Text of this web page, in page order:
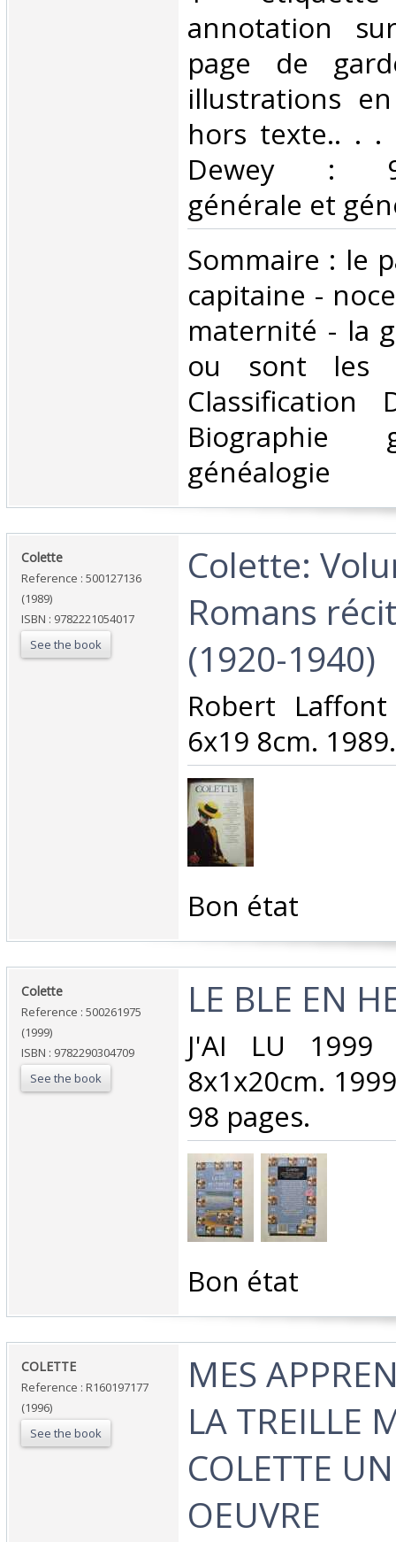
annotation
page de
illustrations
hors texte.. . .
Dewey :
générale et
‎Sommaire : le
capitaine -
maternité - la
ou sont les
Classification
Biographie
généalogie‎
‎Colette‎
Reference : 500127136
(1989)
ISBN : 9782221054017
See the book
‎Colette:
Romans
(1920-1940)‎
‎Robert
6x19 8cm.
‎Bon état‎
‎Colette‎
Reference : 500261975
(1999)
ISBN : 9782290304709
See the book
‎LE BLE EN
‎J'AI LU
8x1x20cm.
98 pages.‎
‎Bon état‎
‎COLETTE‎
Reference : R160197177
(1996)
See the book
‎MES
LA TREILLE
COLETTE
OEUVRE‎